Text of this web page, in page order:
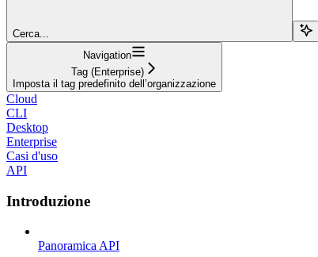
Cerca...
Navigation
Tag (Enterprise)
Imposta il tag predefinito dell’organizzazione
Cloud
CLI
Desktop
Enterprise
Casi d'uso
API
Introduzione
Panoramica API